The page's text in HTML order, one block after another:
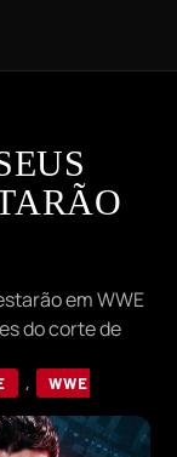
em WWE
do corte de
,
WWE